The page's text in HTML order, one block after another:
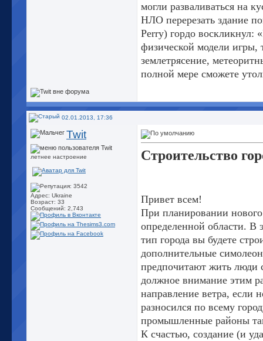
могли разваливаться на
НЛО перерезать здание
Perry) гордо воскликнул:
физической модели игры,
землетрясение,
полной мере сможете
02.01.2013, 17:36
Twit
летнее настроение
Адрес: Ukraine
Возраст: 33
Сообщений: 2,743
Строительство
Привет всем!
При планировании
определенной области. В
тип города вы будете
дополнительные
предпочитают жить люди
должное внимание этим
направление ветра, если
разносился по всему
промышленные районы
К счастью, создание (и